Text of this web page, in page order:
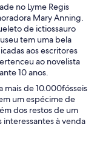
no Lyme Regis
Mary Anning.
de ictiossauro
tem uma bela
aos escritores
ao novelista
10 anos.
mais de 10.000fósseis
um espécime de
dos restos de um
interessantes à venda